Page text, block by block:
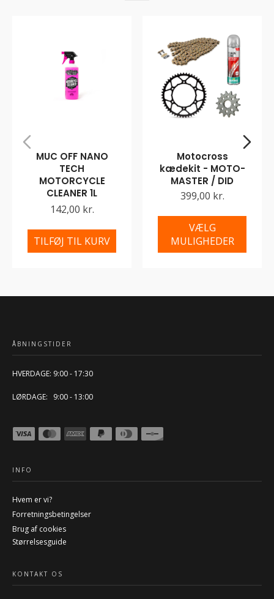
MUC OFF NANO
TECH
MOTORCYCLE
CLEANER 1L
142,00 kr.
TILFØJ TIL KURV
Motocross
kædekit - MOTO-
MASTER / DID
399,00 kr.
VÆLG
MULIGHEDER
ÅBNINGSTIDER
HVERDAGE: 9:00 - 17:30
LØRDAGE: 9:00 - 13:00
INFO
Hvem er vi?
Forretningsbetingelser
Brug af cookies
Størrelsesguide
KONTAKT OS